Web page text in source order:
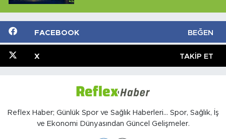
FACEBOOK BEĞEN
X TAKIP ET
Reflex Haber; Günlük Spor ve Sağlık Haberleri... Spor, Sağlık, İş
ve Ekonomi Dünyasından Güncel Gelişmeler.